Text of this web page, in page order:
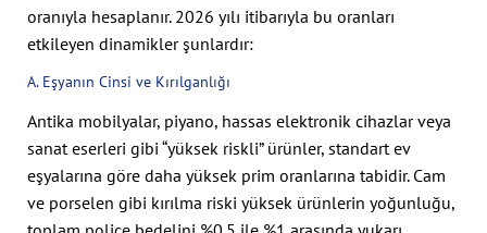
oranıyla hesaplanır. 2026 yılı itibarıyla bu oranları
etkileyen dinamikler şunlardır:
A. Eşyanın Cinsi ve Kırılganlığı
Antika mobilyalar, piyano, hassas elektronik cihazlar veya
sanat eserleri gibi “yüksek riskli” ürünler, standart ev
eşyalarına göre daha yüksek prim oranlarına tabidir. Cam
ve porselen gibi kırılma riski yüksek ürünlerin yoğunluğu,